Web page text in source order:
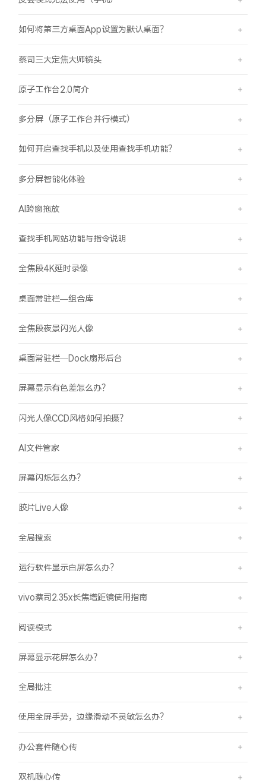
如何将第三方桌面App设置为默认桌面？
蔡司三大定焦大师镜头
原子工作台2.0简介
多分屏（原子工作台并行模式）
如何开启查找手机以及使用查找手机功能？
多分屏智能化体验
AI跨窗拖放
查找手机网站功能与指令说明
全焦段4K延时录像
桌面常驻栏—组合库
全焦段夜景闪光人像
桌面常驻栏—Dock扇形后台
屏幕显示有色差怎么办？
闪光人像CCD风格如何拍摄？
AI文件管家
屏幕闪烁怎么办？
胶片Live人像
全局搜索
运行软件显示白屏怎么办？
vivo蔡司2.35x长焦增距镜使用指南
阅读模式
屏幕显示花屏怎么办？
全局批注
使用全屏手势，边缘滑动不灵敏怎么办？
办公套件随心传
双机随心传